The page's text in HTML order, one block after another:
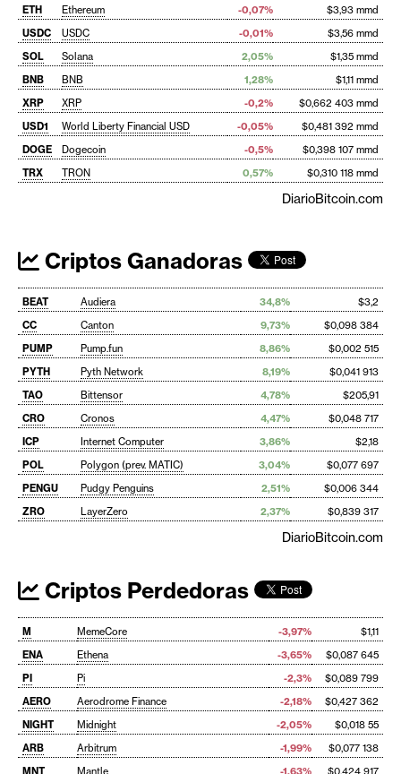
ETH
Ethereum -0,07%
$3,93 mmd
USDC
USDC -0,01%
$3,56 mmd
SOL
Solana 2,05%
$1,35 mmd
BNB
BNB 1,28%
$1,11 mmd
XRP
XRP -0,2%
$0,662 403 mmd
USD1
World Liberty Financial USD -0,05%
$0,481 392 mmd
DOGE
Dogecoin -0,5%
$0,398 107 mmd
TRX
TRON 0,57% $0,310 118 mmd
DiarioBitcoin.com
Criptos Ganadoras
BEAT Audiera 34,8%
$3,2
CC
Canton 9,73%
$0,098 384
PUMP
Pump.fun 8,86%
$0,002 515
PYTH
Pyth Network 8,19%
$0,041 913
TAO
Bittensor 4,78%
$205,91
CRO
Cronos 4,47%
$0,048 717
ICP
Internet Computer 3,86%
$2,18
POL
Polygon (prev. MATIC) 3,04%
$0,077 697
PENGU
Pudgy Penguins 2,51%
$0,006 344
ZRO
LayerZero 2,37% $0,839 317
DiarioBitcoin.com
Criptos Perdedoras
M MemeCore -3,97%
$1,11
ENA
Ethena -3,65%
$0,087 645
PI
Pi -2,3%
$0,089 799
AERO
Aerodrome Finance -2,18%
$0,427 362
NIGHT
Midnight -2,05%
$0,018 55
ARB
Arbitrum -1,99%
$0,077 138
MNT
Mantle -1,63% $0,424 917